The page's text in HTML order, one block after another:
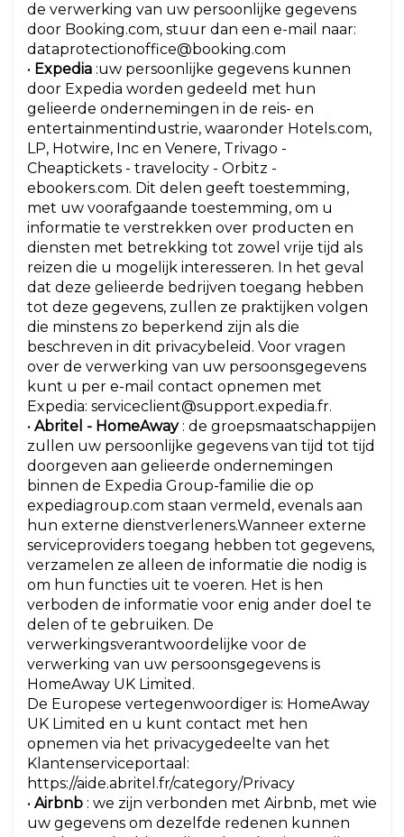
de verwerking van uw persoonlijke gegevens
door Booking.com, stuur dan een e-mail naar:
dataprotectionoffice@booking.com
• Expedia :uw persoonlijke gegevens kunnen
door Expedia worden gedeeld met hun
gelieerde ondernemingen in de reis- en
entertainmentindustrie, waaronder Hotels.com,
LP, Hotwire, Inc en Venere, Trivago -
Cheaptickets - travelocity - Orbitz -
ebookers.com. Dit delen geeft toestemming,
met uw voorafgaande toestemming, om u
informatie te verstrekken over producten en
diensten met betrekking tot zowel vrije tijd als
reizen die u mogelijk interesseren. In het geval
dat deze gelieerde bedrijven toegang hebben
tot deze gegevens, zullen ze praktijken volgen
die minstens zo beperkend zijn als die
beschreven in dit privacybeleid. Voor vragen
over de verwerking van uw persoonsgegevens
kunt u per e-mail contact opnemen met
Expedia: serviceclient@support.expedia.fr.
• Abritel - HomeAway: de groepsmaatschappijen
zullen uw persoonlijke gegevens van tijd tot tijd
doorgeven aan gelieerde ondernemingen
binnen de Expedia Group-familie die op
expediagroup.com staan vermeld, evenals aan
hun externe dienstverleners.Wanneer externe
serviceproviders toegang hebben tot gegevens,
verzamelen ze alleen de informatie die nodig is
om hun functies uit te voeren. Het is hen
verboden de informatie voor enig ander doel te
delen of te gebruiken. De
verwerkingsverantwoordelijke voor de
verwerking van uw persoonsgegevens is
HomeAway UK Limited.
De Europese vertegenwoordiger is: HomeAway
UK Limited en u kunt contact met hen
opnemen via het privacygedeelte van het
Klantenserviceportaal:
https://aide.abritel.fr/category/Privacy
• Airbnb : we zijn verbonden met Airbnb, met wie
uw gegevens om dezelfde redenen kunnen